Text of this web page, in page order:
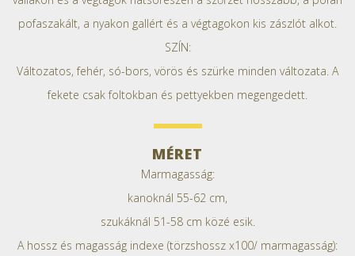
pofaszakált, a nyakon gallért és a végtagokon kis zászlót alkot.
SZÍN:
Változatos, fehér, só-bors, vörös és szürke minden változata. A
fekete csak foltokban és pettyekben megengedett.
MÉRET
Marmagasság:
kanoknál 55-62 cm,
szukáknál 51-58 cm közé esik.
A hossz és magasság indexe (törzshossz x100/ marmagasság):